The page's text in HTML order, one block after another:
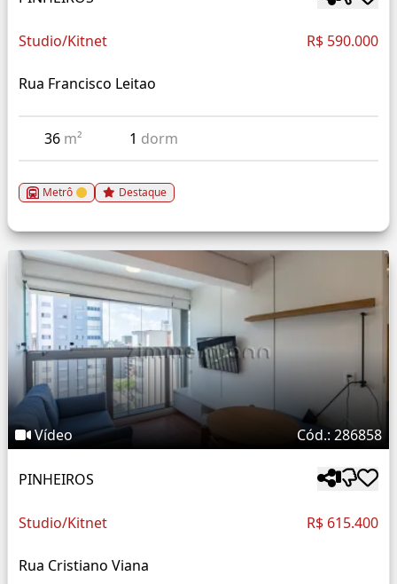
Studio/Kitnet R$ 590.000
Rua Francisco Leitao
36 m² 1 dorm
Metrô Destaque
Vídeo Cód.: 286858
PINHEIROS
Studio/Kitnet R$ 615.400
Rua Cristiano Viana